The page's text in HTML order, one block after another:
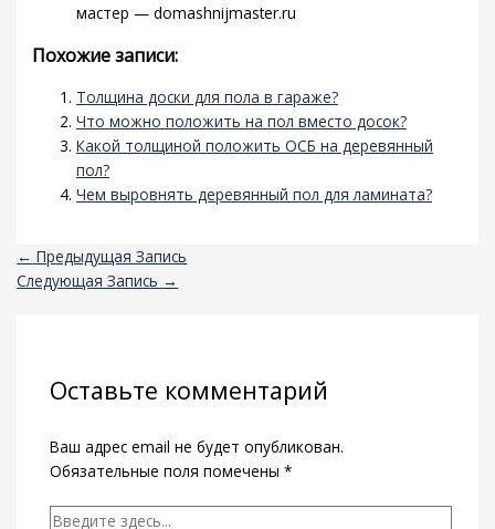
мастер — domashnijmaster.ru
Похожие записи:
Толщина доски для пола в гараже?
Что можно положить на пол вместо досок?
Какой толщиной положить ОСБ на деревянный
пол?
Чем выровнять деревянный пол для ламината?
← Предыдущая Запись
Следующая Запись →
Оставьте комментарий
Ваш адрес email не будет опубликован.
Обязательные поля помечены *
Введите